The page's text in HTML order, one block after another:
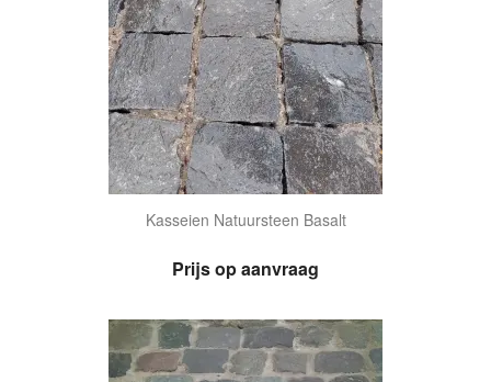
Kasseien Natuursteen Basalt
Prijs op aanvraag